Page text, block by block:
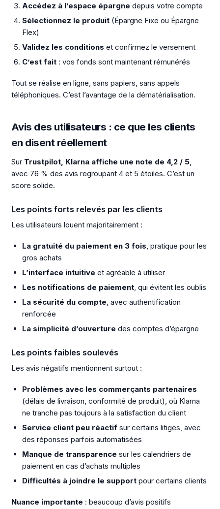
Accédez à l’espace épargne depuis votre compte
Sélectionnez le produit (Épargne Fixe ou Épargne
Flex)
Validez les conditions et confirmez le versement
C’est fait : vos fonds sont maintenant rémunérés
Tout se réalise en ligne, sans papiers, sans appels
téléphoniques. C’est l’avantage de la dématérialisation.
Avis des utilisateurs : ce que les clients
en disent réellement
Sur Trustpilot, Klarna affiche une note de 4,2 / 5,
avec 76 % des avis regroupant 4 et 5 étoiles. C’est un
score solide.
Les points forts relevés par les clients
Les utilisateurs louent majoritairement :
La gratuité du paiement en 3 fois, pratique pour les
gros achats
L’interface intuitive et agréable à utiliser
Les notifications de paiement, qui évitent les oublis
La sécurité du compte, avec authentification
renforcée
La simplicité d’ouverture des comptes d’épargne
Les points faibles soulevés
Les avis négatifs mentionnent surtout :
Problèmes avec les commerçants partenaires
(délais de livraison, conformité de produit), où Klarna
ne tranche pas toujours à la satisfaction du client
Service client peu réactif sur certains litiges, avec
des réponses parfois automatisées
Manque de transparence sur les calendriers de
paiement en cas d’achats multiples
Difficultés à joindre le support pour certains clients
Nuance importante : beaucoup d’avis positifs